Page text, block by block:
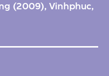
(2009), Vinhphuc,